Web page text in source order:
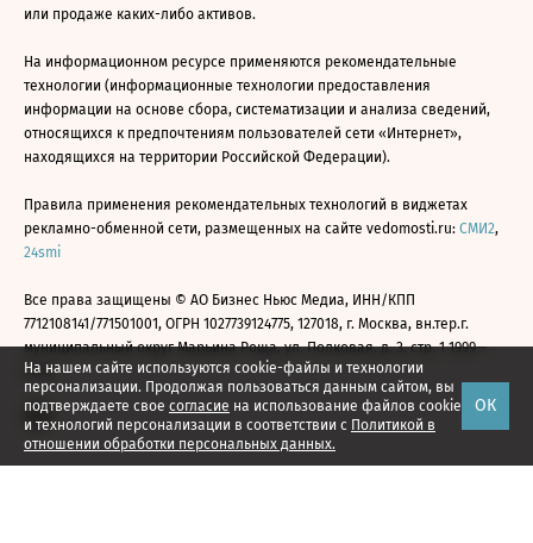
На нашем сайте используются cookie-файлы и технологии
персонализации. Продолжая пользоваться данным сайтом, вы
подтверждаете свое согласие на использование файлов cookie
и технологий персонализации в соответствии с Политикой в
отношении обработки персональных данных.
ОК
или продаже каких-либо активов.
На информационном ресурсе применяются рекомендательные
технологии (информационные технологии предоставления
информации на основе сбора, систематизации и анализа сведений,
относящихся к предпочтениям пользователей сети «Интернет»,
находящихся на территории Российской Федерации).
Правила применения рекомендательных технологий в виджетах
рекламно-обменной сети, размещенных на сайте vedomosti.ru: СМИ2,
24smi
Все права защищены © АО Бизнес Ньюс Медиа, ИНН/КПП
7712108141/771501001, ОГРН 1027739124775, 127018, г. Москва, вн.тер.г.
муниципальный округ Марьина Роща, ул. Полковая, д. 3, стр. 1 1999—
2026